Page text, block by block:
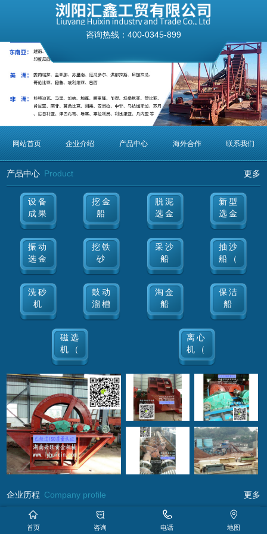
咨询热线： 400-0345-899
网站首页 企业介绍 产品中心 海外合作 联系我们
产品中心 Product 更多
设备
成果
挖金
船
脱泥
选金
新型
选金
振动
选金
挖铁
砂
采沙
船
抽沙
船（
洗砂
机
鼓动
溜槽
淘金
船
保洁
船
磁选
机（
离心
机（
企业历程 Company profile 更多
浏阳汇鑫机械（原 浏阳兴旺黄金机械 挖金船 磁选机制造厂）​，
首页 咨询 电话 地图